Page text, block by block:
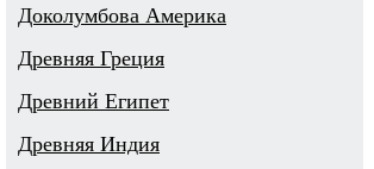
Доколумбова Америка
Древняя Греция
Древний Египет
Древняя Индия